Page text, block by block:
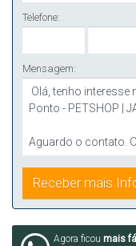
Telefone:
Mensagem:
Agora ficou mais